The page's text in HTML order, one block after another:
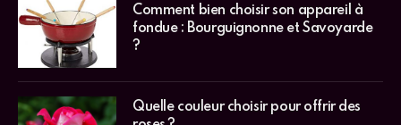
Comment bien choisir son appareil à
fondue : Bourguignonne et Savoyarde
?
Quelle couleur choisir pour offrir des